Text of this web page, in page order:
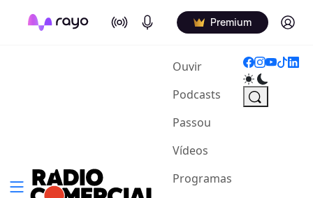
On Air Podcasts Premium Log in
Ouvir(current)
Podcasts
Passou
Vídeos
Programas